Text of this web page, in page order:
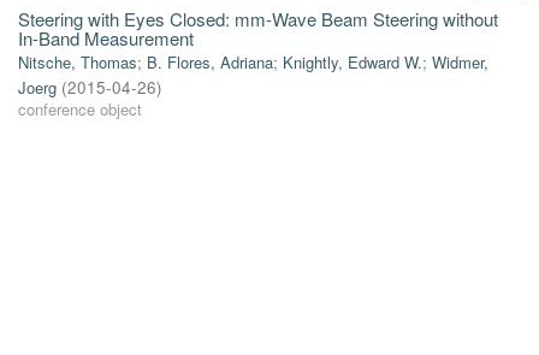
Steering with Eyes Closed: mm-Wave Beam Steering without
In-Band Measurement
Nitsche, Thomas; B. Flores, Adriana; Knightly, Edward W.; Widmer,
Joerg (2015-04-26)
conference object